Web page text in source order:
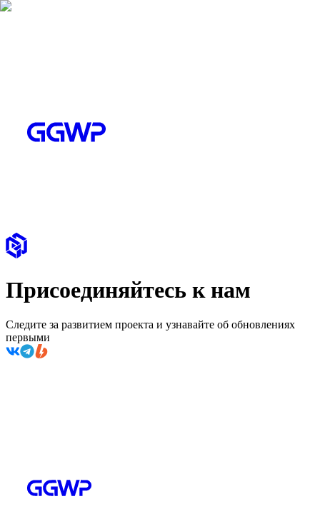
Присоединяйтесь к нам
Следите за развитием проекта и узнавайте об обновлениях
первыми